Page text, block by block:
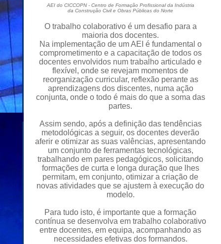
AEI do CICCOPN - Centro de Formação Profissional da Indústria
da Construção Civil e Obras Públicas do Norte
O trabalho colaborativo é um desafio para a
maioria dos docentes.
Na implementação de um AEI é fundamental o
comprometimento e a capacitação de todos os
docentes envolvidos num trabalho articulado e
flexível, onde se revejam momentos de
reorganização curricular, reflexão perante as
aprendizagens dos discentes, numa ação
conjunta, onde o todo é mais do que a soma das
partes.
Assim sendo, após a definição das tendências
metodológicas a seguir, os docentes deverão
aferir e otimizar as suas valências, apresentando
um conjunto de ferramentas tecnológicas,
trabalhando em pares pedagógicos, solicitando
formações de curta e longa duração que lhes
permitam, em conjunto, otimizar a criação de
novas atividades que se ajustem à execução do
modelo.
Para tudo isto, é importante que a formação
contínua se desenvolva em trabalho colaborativo
entre docentes, em equipa, acompanhando as
necessidades efetivas dos formandos.